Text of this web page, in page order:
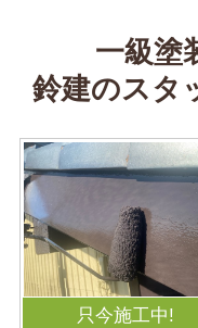
鈴建ブログ
新着情報
お問
LINEで気軽に
お問い合わせ
一級塗
鈴建のスタ
只今施工中!